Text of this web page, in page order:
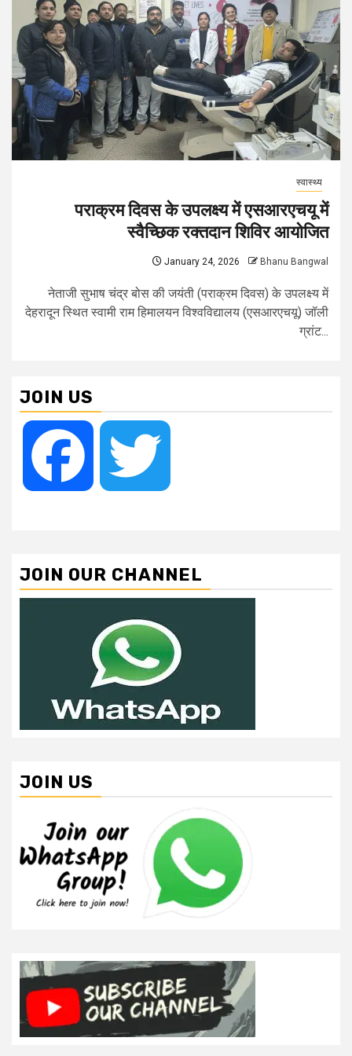
स्वास्थ्य
पराक्रम दिवस के उपलक्ष्य में एसआरएचयू में
स्वैच्छिक रक्तदान शिविर आयोजित
January 24, 2026 Bhanu Bangwal
नेताजी सुभाष चंद्र बोस की जयंती (पराक्रम दिवस) के उपलक्ष्य में
देहरादून स्थित स्वामी राम हिमालयन विश्वविद्यालय (एसआरएचयू) जॉली
ग्रांट...
JOIN US
Facebook
JOIN OUR CHANNEL
JOIN US